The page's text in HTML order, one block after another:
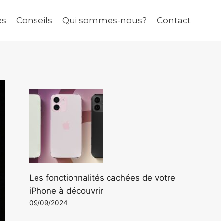
Conseils Qui sommes-nous? Contact
Les fonctionnalités cachées de votre
iPhone à découvrir
09/09/2024